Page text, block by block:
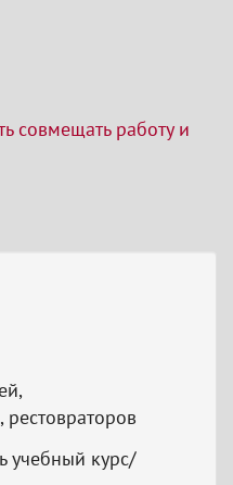
совмещать работу и
учебный курс/